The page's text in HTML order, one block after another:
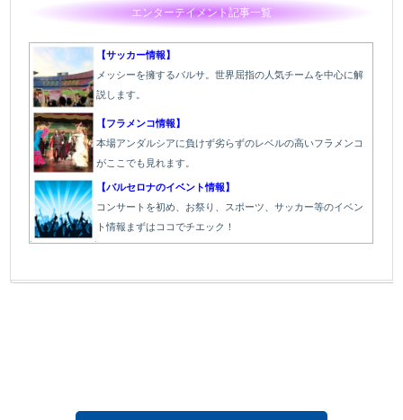
エンターテイメント記事一覧
【サッカー情報】
メッシーを擁するバルサ。世界屈指の人気チームを中心に解
説します。
【フラメンコ情報】
本場アンダルシアに負けず劣らずのレベルの高いフラメンコ
がここでも見れます。
【バルセロナのイベント情報】
コンサートを初め、お祭り、スポーツ、サッカー等のイベン
ト情報まずはココでチエック！